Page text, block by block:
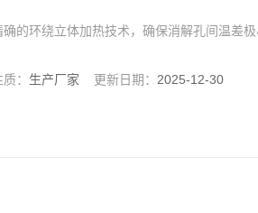
的环绕立体加热技术，确保消解孔间温差
： 生产厂家 更新日期： 2025-12-30